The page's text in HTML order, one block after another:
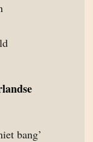
bang’